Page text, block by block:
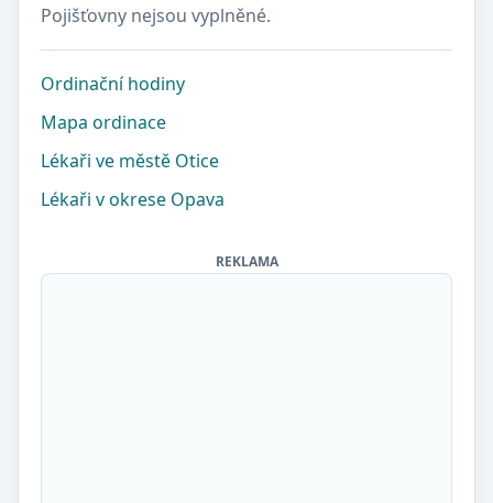
Pojišťovny nejsou vyplněné.
Ordinační hodiny
Mapa ordinace
Lékaři ve městě Otice
Lékaři v okrese Opava
REKLAMA